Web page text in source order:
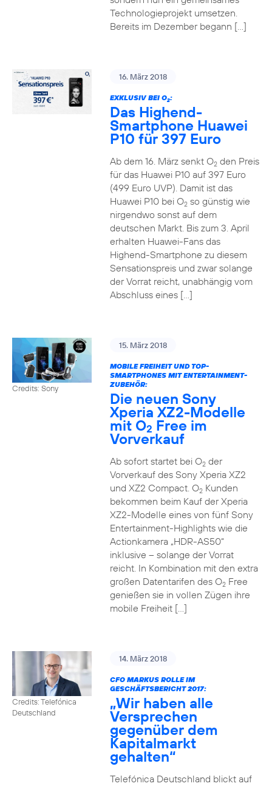
Technologieprojekt umsetzen.
Bereits im Dezember begann […]
16. März 2018
EXKLUSIV BEI O2:
Das Highend-
Smartphone Huawei
P10 für 397 Euro
Ab dem 16. März senkt O2den Preis
für das Huawei P10 auf 397 Euro
(499 Euro UVP). Damit ist das
Huawei P10 bei O2so günstig wie
nirgendwo sonst auf dem
deutschen Markt. Bis zum 3. April
erhalten Huawei-Fans das
Highend-Smartphone zu diesem
Sensationspreis und zwar solange
der Vorrat reicht, unabhängig vom
Abschluss eines […]
Credits: Sony
15. März 2018
MOBILE FREIHEIT UND TOP-
SMARTPHONES MIT ENTERTAINMENT-
ZUBEHÖR:
Die neuen Sony
Xperia XZ2-Modelle
mit O2 Free im
Vorverkauf
Ab sofort startet bei O2der
Vorverkauf des Sony Xperia XZ2
und XZ2 Compact. O2Kunden
bekommen beim Kauf der Xperia
XZ2-Modelle eines von fünf Sony
Entertainment-Highlights wie die
Actionkamera „HDR-AS50“
inklusive – solange der Vorrat
reicht. In Kombination mit den extra
großen Datentarifen des O2Free
genießen sie in vollen Zügen ihre
mobile Freiheit […]
Credits: Telefónica
Deutschland
14. März 2018
CFO MARKUS ROLLE IM
GESCHÄFTSBERICHT 2017:
„Wir haben alle
Versprechen
gegenüber dem
Kapitalmarkt
gehalten“
Telefónica Deutschland blickt auf